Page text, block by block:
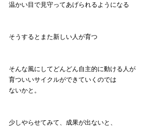
温かい目で見守ってあげられるようになる
そうするとまた新しい人が育つ
そんな風にしてどんどん自主的に動ける人が
育ついいサイクルができていくのでは
ないかと。
少しやらせてみて、成果が出ないと、